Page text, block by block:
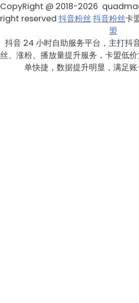
CopyRight @ 2018-2026
right reserved 抖音粉丝抖音粉丝卡
盟
抖音 24 小时自助服务平台，主打抖
丝、涨粉、播放量提升服务，卡盟低
单快捷，数据提升明显，满足账